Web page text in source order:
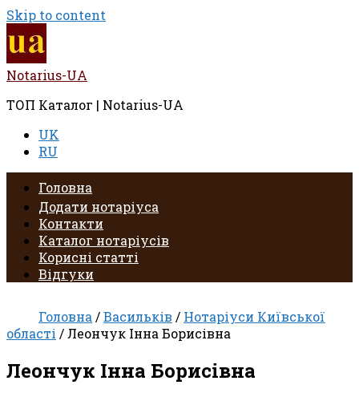
Skip to content
Notarius-UA
ТОП Каталог | Notarius-UA
UK
RU
Головна
Додати нотаріуса
Контакти
Каталог нотаріусів
Корисні статті
Відгуки
Головна /Васильків / Нотаріуси Київської
області / Леончук Інна Борисівна
Леончук Інна Борисівна